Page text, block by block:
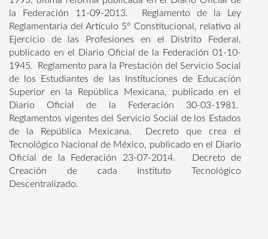
la Federación 11-09-2013. Reglamento de la Ley
Reglamentaria del Artículo 5° Constitucional, relativo al
Ejercicio de las Profesiones en el Distrito Federal,
publicado en el Diario Oficial de la Federación 01-10-
1945. Reglamento para la Prestación del Servicio Social
de los Estudiantes de las Instituciones de Educación
Superior en la República Mexicana, publicado en el
Diario Oficial de la Federación 30-03-1981.
Reglamentos vigentes del Servicio Social de los Estados
de la República Mexicana. Decreto que crea el
Tecnológico Nacional de México, publicado en el Diario
Oficial de la Federación 23-07-2014. Decreto de
Creación de cada Instituto Tecnológico
Descentralizado.